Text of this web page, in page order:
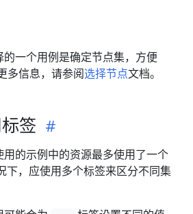
一个用例是确定节点集，方便
多信息，请参阅选择节点文档。
签
用的示例中的资源最多使用了一个
下，应使用多个标签来区分不同集